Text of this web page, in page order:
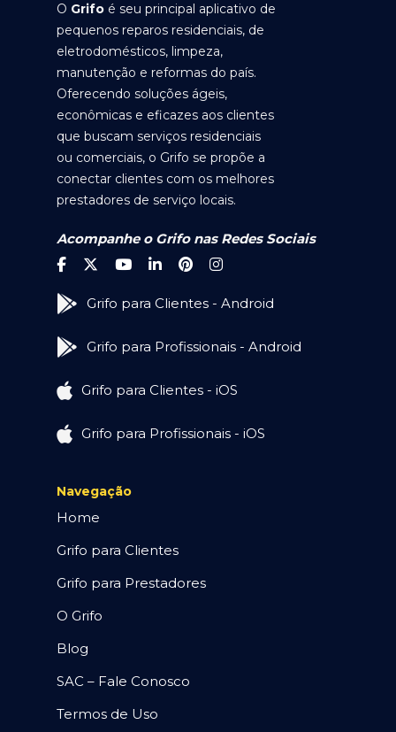
O Grifo é seu principal aplicativo de
pequenos reparos residenciais, de
eletrodomésticos, limpeza,
manutenção e reformas do país.
Oferecendo soluções ágeis,
econômicas e eficazes aos clientes
que buscam serviços residenciais
ou comerciais, o Grifo se propõe a
conectar clientes com os melhores
prestadores de serviço locais.
Acompanhe o Grifo nas Redes Sociais
Grifo para Clientes - Android
Grifo para Profissionais - Android
Grifo para Clientes - iOS
Grifo para Profissionais - iOS
Navegação
Home
Grifo para Clientes
Grifo para Prestadores
O Grifo
Blog
SAC – Fale Conosco
Termos de Uso